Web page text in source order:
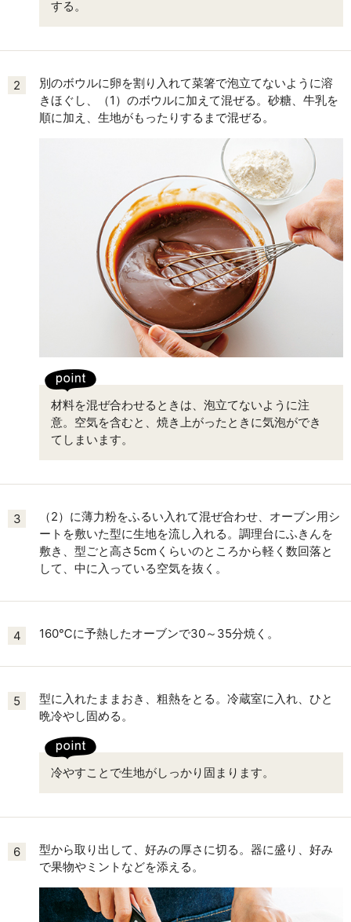
する。
2
別のボウルに卵を割り入れて菜箸で泡立てないように溶
きほぐし、（1）のボウルに加えて混ぜる。砂糖、牛乳を
順に加え、生地がもったりするまで混ぜる。
材料を混ぜ合わせるときは、泡立てないように注
意。空気を含むと、焼き上がったときに気泡ができ
てしまいます。
3
（2）に薄力粉をふるい入れて混ぜ合わせ、オーブン用シ
ートを敷いた型に生地を流し入れる。調理台にふきんを
敷き、型ごと高さ5cmくらいのところから軽く数回落と
して、中に入っている空気を抜く。
4 160℃に予熱したオーブンで30～35分焼く。
5
型に入れたままおき、粗熱をとる。冷蔵室に入れ、ひと
晩冷やし固める。
冷やすことで生地がしっかり固まります。
6
型から取り出して、好みの厚さに切る。器に盛り、好み
で果物やミントなどを添える。